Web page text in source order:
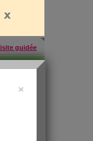
guidée
inscrites
×